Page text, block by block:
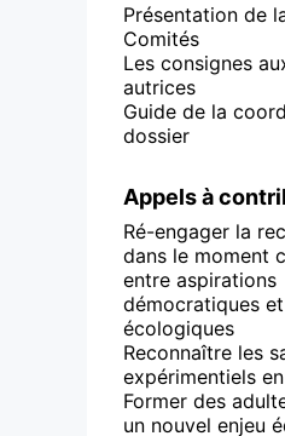
Présentation de
Comités
Les consignes
autrices
Guide de la
dossier
Appels à
Ré-engager la
dans le moment
entre aspirations
démocratiques
écologiques
Reconnaître les
expérimentiels
Former des
un nouvel enjeu